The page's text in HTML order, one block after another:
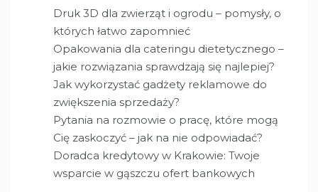
Druk 3D dla zwierząt i ogrodu – pomysły, o
których łatwo zapomnieć
Opakowania dla cateringu dietetycznego –
jakie rozwiązania sprawdzają się najlepiej?
Jak wykorzystać gadżety reklamowe do
zwiększenia sprzedaży?
Pytania na rozmowie o pracę, które mogą
Cię zaskoczyć – jak na nie odpowiadać?
Doradca kredytowy w Krakowie: Twoje
wsparcie w gąszczu ofert bankowych